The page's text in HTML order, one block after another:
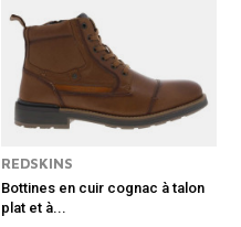
REDSKINS
Bottines en cuir cognac à talon
plat et à...